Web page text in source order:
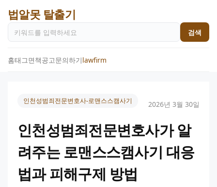
법알못 탈출기
검색
홈태그면책공고문의하기lawfirm
인천성범죄전문변호사-로맨스스캠사기 2026년 3월 30일
인천성범죄전문변호사가 알
려주는 로맨스스캠사기 대응
법과 피해구제 방법